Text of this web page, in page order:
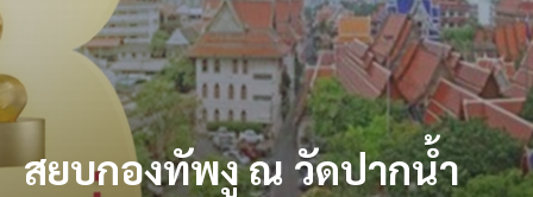
สยบกองทัพงู ณ วัดปากนํ้า